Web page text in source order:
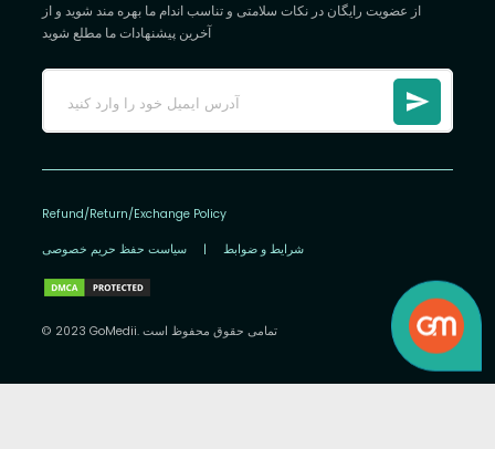
از عضویت رایگان در نکات سلامتی و تناسب اندام ما بهره مند شوید و از
آخرین پیشنهادات ما مطلع شوید
Refund/Return/Exchange Policy
سیاست حفظ حریم خصوصی | شرایط و ضوابط
© 2023 GoMedii. تمامی حقوق محفوظ است